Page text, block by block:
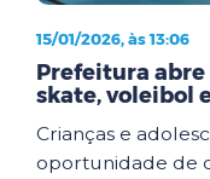
15/01/2026, às 13:06
Prefeitura abre
skate, voleibol
Crianças e
oportunidade de